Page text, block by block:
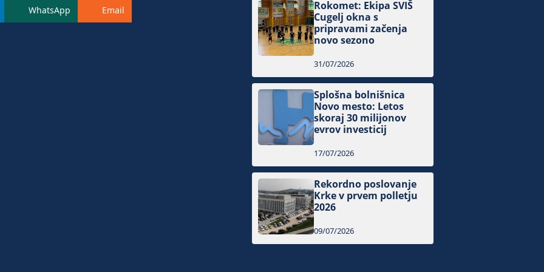
WhatsApp Email
Rokomet: Ekipa SVIŠ
Cugelj okna s
pripravami začenja
novo sezono
31/07/2026
Splošna bolnišnica
Novo mesto: Letos
skoraj 30 milijonov
evrov investicij
17/07/2026
Rekordno poslovanje
Krke v prvem polletju
2026
09/07/2026